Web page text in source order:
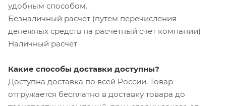
удобным способом.
Безналичный расчет (путем перечисления
денежных средств на расчетный счет компании)
Наличный расчет
Какие способы доставки доступны?
Доступна доставка по всей России. Товар
отгружается бесплатно в доставку товара до